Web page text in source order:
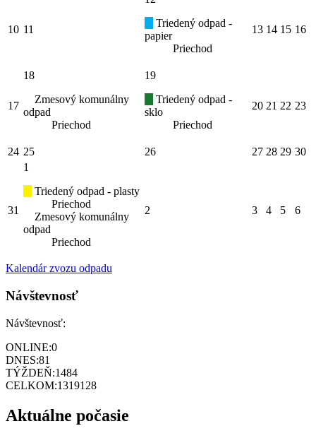
10 11
Triedený odpad -
papier
Priechod
13 14 15 16
17
18
Zmesový komunálny
odpad
Priechod
19
Triedený odpad -
sklo
Priechod
20 21 22 23
24 25 26 27 28 29 30
31
1
Triedený odpad - plasty
Priechod
Zmesový komunálny
odpad
Priechod
2 3 4 5 6
Kalendár zvozu odpadu
Návštevnosť
Návštevnosť:
ONLINE:0
DNES:81
TÝŽDEŇ:1484
CELKOM:1319128
Aktuálne počasie